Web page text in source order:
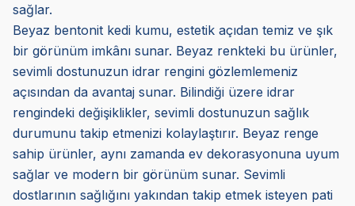
sağlar.
Beyaz bentonit kedi kumu, estetik açıdan temiz ve şık
bir görünüm imkânı sunar. Beyaz renkteki bu ürünler,
sevimli dostunuzun idrar rengini gözlemlemeniz
açısından da avantaj sunar. Bilindiği üzere idrar
rengindeki değişiklikler, sevimli dostunuzun sağlık
durumunu takip etmenizi kolaylaştırır. Beyaz renge
sahip ürünler, aynı zamanda ev dekorasyonuna uyum
sağlar ve modern bir görünüm sunar. Sevimli
dostlarının sağlığını yakından takip etmek isteyen pati